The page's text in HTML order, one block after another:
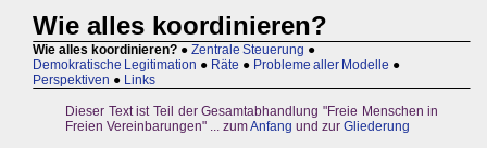
Wie alles koordinieren?
Wie alles koordinieren? ● Zentrale Steuerung ●
Demokratische Legitimation ● Räte ● Probleme aller Modelle ●
Perspektiven ● Links
Dieser Text ist Teil der Gesamtabhandlung "Freie Menschen in
Freien Vereinbarungen" ... zumAnfang und zur Gliederung